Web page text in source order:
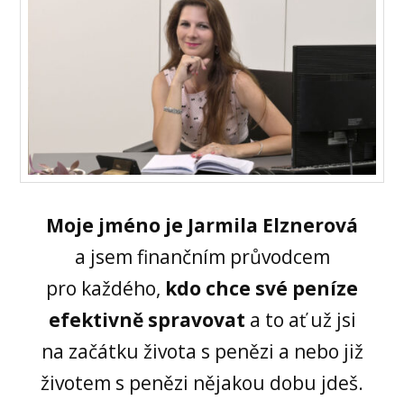
Moje jméno je Jarmila Elznerová
a jsem finančním průvodcem
pro každého, kdo chce své peníze
efektivně spravovat a to ať už jsi
na začátku života s penězi a nebo již
životem s penězi nějakou dobu jdeš.